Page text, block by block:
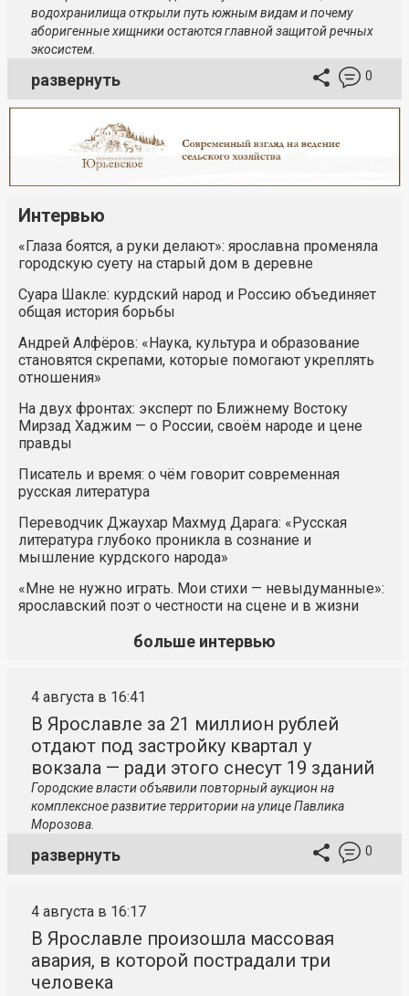
водохранилища открыли путь южным видам и почему
аборигенные хищники остаются главной защитой речных
экосистем.
развернуть 0
Интервью
«Глаза боятся, а руки делают»: ярославна променяла
городскую суету на старый дом в деревне
Суара Шакле: курдский народ и Россию объединяет
общая история борьбы
Андрей Алфёров: «Наука, культура и образование
становятся скрепами, которые помогают укреплять
отношения»
На двух фронтах: эксперт по Ближнему Востоку
Мирзад Хаджим — о России, своём народе и цене
правды
Писатель и время: о чём говорит современная
русская литература
Переводчик Джаухар Махмуд Дарага: «Русская
литература глубоко проникла в сознание и
мышление курдского народа»
«Мне не нужно играть. Мои стихи — невыдуманные»:
ярославский поэт о честности на сцене и в жизни
больше интервью
4 августа в 16:41
В Ярославле за 21 миллион рублей
отдают под застройку квартал у
вокзала — ради этого снесут 19 зданий
Городские власти объявили повторный аукцион на
комплексное развитие территории на улице Павлика
Морозова.
развернуть 0
4 августа в 16:17
В Ярославле произошла массовая
авария, в которой пострадали три
человека